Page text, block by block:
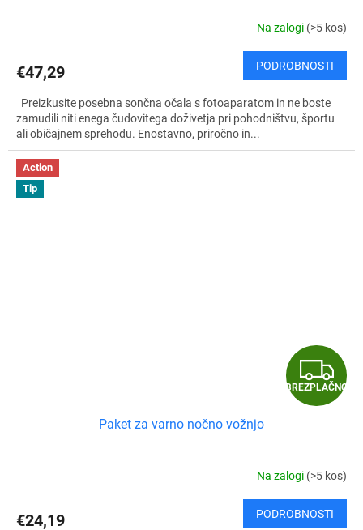
Na zalogi (>5 kos)
€47,29 PODROBNOSTI
Preizkusite posebna sončna očala s fotoaparatom in ne boste
zamudili niti enega čudovitega doživetja pri pohodništvu, športu
ali običajnem sprehodu. Enostavno, priročno in...
Action
Tip
B
R
Z
P
BREZPLAČNO
Paket za varno nočno vožnjo
Na zalogi (>5 kos)
€24,19 PODROBNOSTI